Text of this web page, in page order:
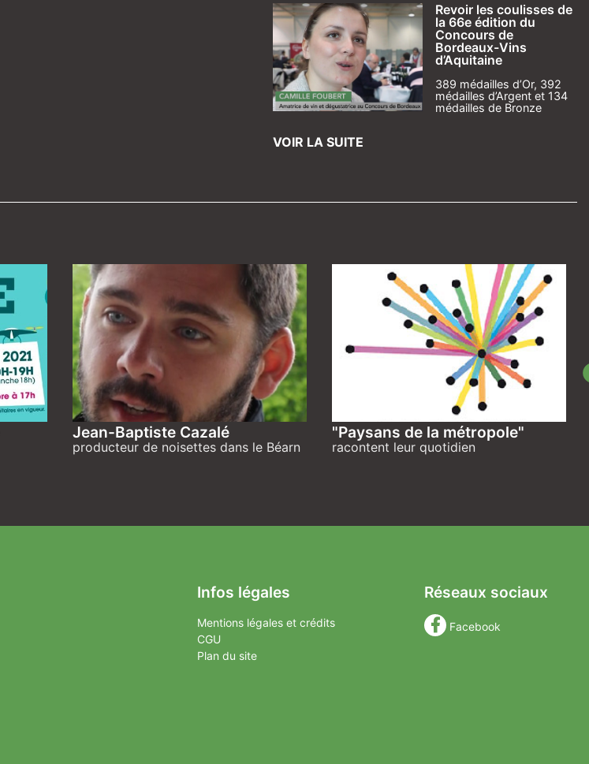
Revoir les coulisses de
la 66e édition du
Concours de
Bordeaux-Vins
d’Aquitaine
389 médailles d’Or, 392
médailles d’Argent et 134
médailles de Bronze
VOIR LA SUITE
Jean-Baptiste Cazalé
producteur de noisettes dans le Béarn
"Paysans de la métropole"
racontent leur quotidien
Infos légales
Mentions légales et crédits
CGU
Plan du site
Réseaux sociaux
Facebook